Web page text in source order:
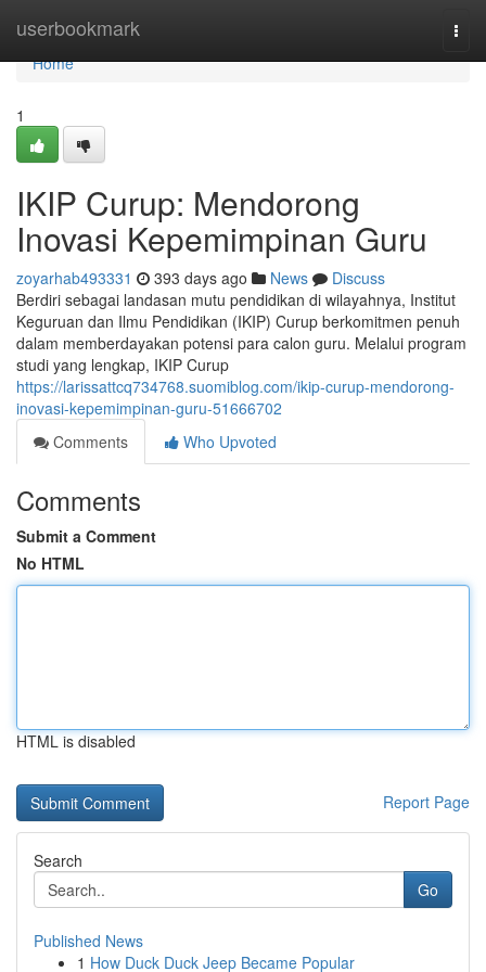
userbookmark
Home
Home
1
IKIP Curup: Mendorong
Inovasi Kepemimpinan Guru
zoyarhab493331 393 days ago News
Discuss
Berdiri sebagai landasan mutu pendidikan di wilayahnya, Institut
Keguruan dan Ilmu Pendidikan (IKIP) Curup berkomitmen penuh
dalam memberdayakan potensi para calon guru. Melalui program
studi yang lengkap, IKIP Curup
https://larissattcq734768.suomiblog.com/ikip-curup-mendorong-
inovasi-kepemimpinan-guru-51666702
Comments
Who Upvoted
Comments
Submit a Comment
No HTML
HTML is disabled
Report Page
Search
Go
Published News
1 How Duck Duck Jeep Became Popular